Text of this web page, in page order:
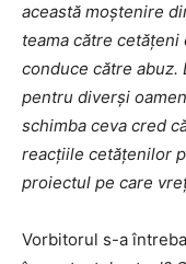
această moștenire
teama către
conduce către abuz.
pentru diverși
schimba ceva cred
reacțiile cetățenilor
proiectul pe care
Vorbitorul s-a